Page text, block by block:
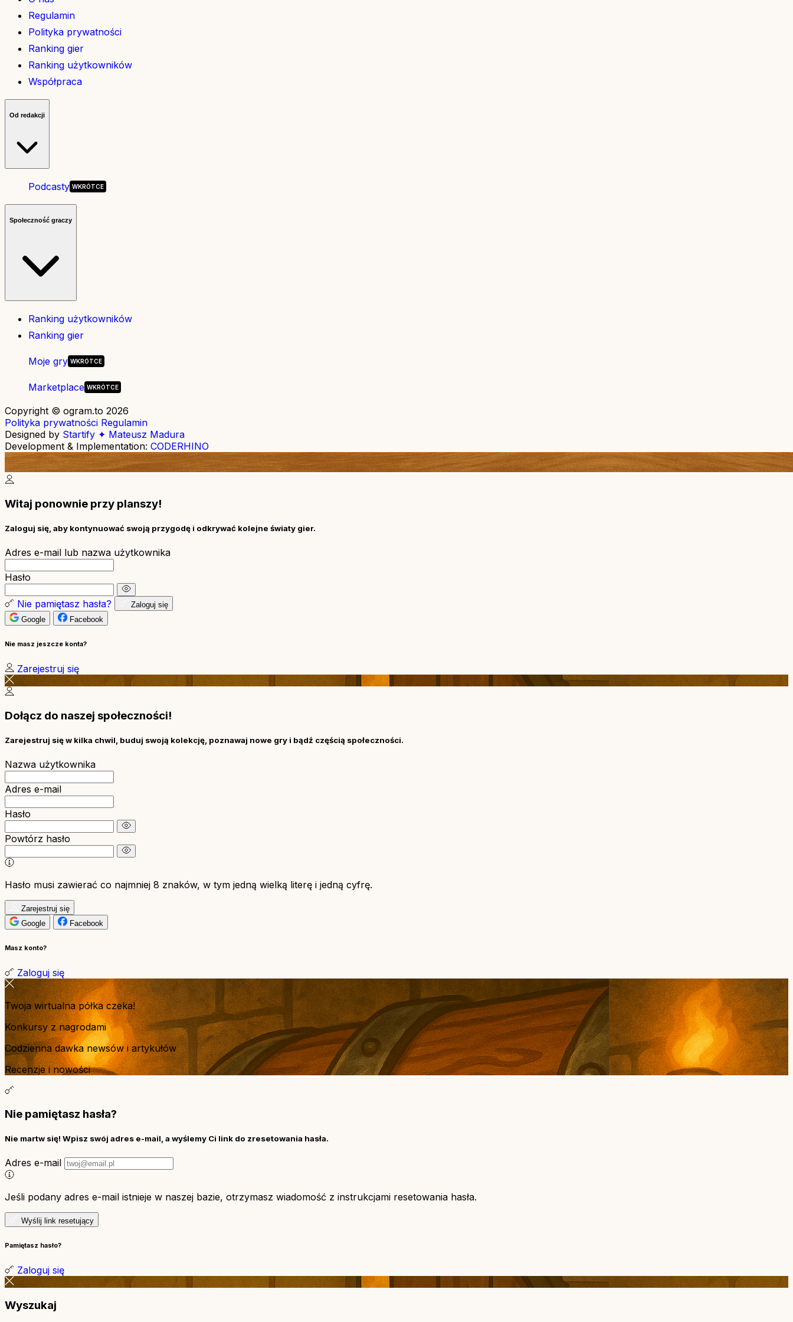
Regulamin
Polityka prywatności
Ranking gier
Ranking użytkowników
Współpraca
Od redakcji
Podcasty
Społeczność graczy
Ranking użytkowników
Ranking gier
Moje gry
Marketplace
Copyright © ogram.to 2026
Polityka prywatności Regulamin
Designed by Startify ✦ Mateusz Madura
Development & Implementation: CODERHINO
Witaj ponownie przy planszy!
Zaloguj się, aby kontynuować swoją przygodę i odkrywać kolejne światy gier.
Adres e-mail lub nazwa użytkownika
Hasło
Nie pamiętasz hasła?
Zaloguj się
Google
Facebook
Nie masz jeszcze konta?
Zarejestruj się
Dołącz do naszej społeczności!
Zarejestruj się w kilka chwil, buduj swoją kolekcję, poznawaj nowe gry i bądź częścią społeczności.
Nazwa użytkownika
Adres e-mail
Hasło
Powtórz hasło
Hasło musi zawierać co najmniej 8 znaków, w tym jedną wielką literę i jedną cyfrę.
Zarejestruj się
Google
Facebook
Masz konto?
Zaloguj się
Twoja wirtualna półka czeka!
Konkursy z nagrodami
Codzienna dawka newsów i artykułów
Recenzje i nowości
Nie pamiętasz hasła?
Nie martw się! Wpisz swój adres e-mail, a wyślemy Ci link do zresetowania hasła.
Adres e-mail
Jeśli podany adres e-mail istnieje w naszej bazie, otrzymasz wiadomość z instrukcjami resetowania hasła.
Wyślij link resetujący
Pamiętasz hasło?
Zaloguj się
Wyszukaj